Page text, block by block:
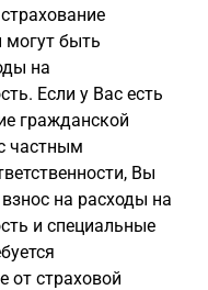
могут быть
на
Если у Вас есть
гражданской
частным
Вы
на расходы на
и специальные
от страховой